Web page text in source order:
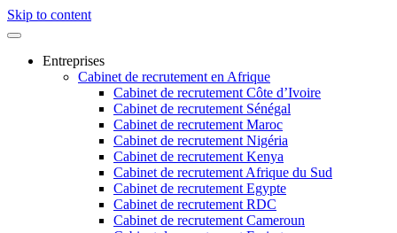
Skip to content
Entreprises
Cabinet de recrutement en Afrique
Cabinet de recrutement Côte d’Ivoire
Cabinet de recrutement Sénégal
Cabinet de recrutement Maroc
Cabinet de recrutement Nigéria
Cabinet de recrutement Kenya
Cabinet de recrutement Afrique du Sud
Cabinet de recrutement Egypte
Cabinet de recrutement RDC
Cabinet de recrutement Cameroun